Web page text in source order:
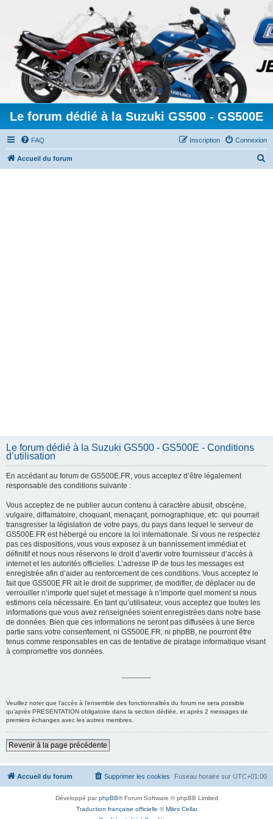
Le forum dédié à la Suzuki GS500 - GS500E
FAQ Connexion
Inscription
Accueil du forum
Le forum dédié à la Suzuki GS500 - GS500E - Conditions
d’utilisation
En accédant au forum de GS500E.FR, vous acceptez d’être légalement
responsable des conditions suivante :
Vous acceptez de ne publier aucun contenu à caractère abusif, obscène,
vulgaire, diffamatoire, choquant, menaçant, pornographique, etc. qui pourrait
transgresser la législation de votre pays, du pays dans lequel le serveur de
GS500E.FR est hébergé ou encore la loi internationale. Si vous ne respectez
pas ces dispositions, vous vous exposez à un bannissement immédiat et
définitif et nous nous réservons le droit d’avertir votre fournisseur d’accès à
internet et les autorités officielles. L’adresse IP de tous les messages est
enregistrée afin d’aider au renforcement de ces conditions. Vous acceptez le
fait que GS500E.FR ait le droit de supprimer, de modifier, de déplacer ou de
verrouiller n’importe quel sujet et message à n’importe quel moment si nous
estimons cela nécessaire. En tant qu’utilisateur, vous acceptez que toutes les
informations que vous avez renseignées soient enregistrées dans notre base
de données. Bien que ces informations ne seront pas diffusées à une tierce
partie sans votre consentement, ni GS500E.FR, ni phpBB, ne pourront être
tenus comme responsables en cas de tentative de piratage informatique visant
à compromettre vos données.
----------------
Veuillez noter que l’accès à l’ensemble des fonctionnalités du forum ne sera possible
qu’après PRESENTATION obligatoire dans la section dédiée, et après 2 messages de
premiers échanges avec les autres membres.
Revenir à la page précédente
Accueil du forum Fuseau horaire sur UTC+01:00
Supprimer les cookies
Développé parphpBB® Forum Software © phpBB Limited
Traduction française officielle ©Miles Cellar